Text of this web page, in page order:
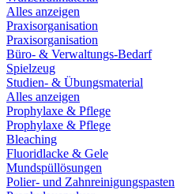
Alles anzeigen
Praxisorganisation
Praxisorganisation
Büro- & Verwaltungs-Bedarf
Spielzeug
Studien- & Übungsmaterial
Alles anzeigen
Prophylaxe & Pflege
Prophylaxe & Pflege
Bleaching
Fluoridlacke & Gele
Mundspüllösungen
Polier- und Zahnreinigungspasten